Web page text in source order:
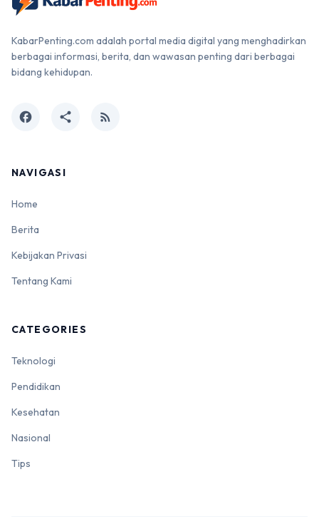
KabarPenting.com adalah portal media digital yang menghadirkan
berbagai informasi, berita, dan wawasan penting dari berbagai
bidang kehidupan.
facebook share rss_feed
NAVIGASI
Home
Berita
Kebijakan Privasi
Tentang Kami
CATEGORIES
Teknologi
Pendidikan
Kesehatan
Nasional
Tips